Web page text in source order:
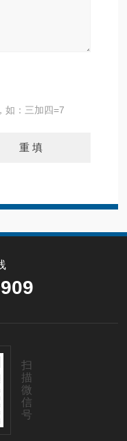
如：三加四=7
扫
描
微
信
号